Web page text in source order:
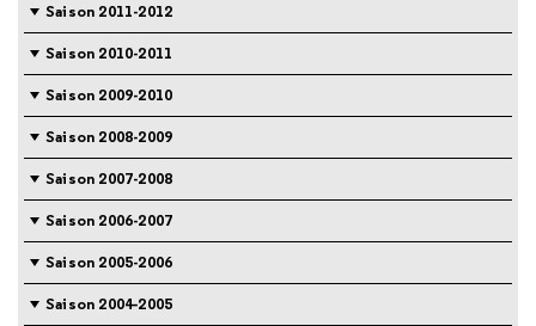
Saison 2011-2012
Saison 2010-2011
Saison 2009-2010
Saison 2008-2009
Saison 2007-2008
Saison 2006-2007
Saison 2005-2006
Saison 2004-2005